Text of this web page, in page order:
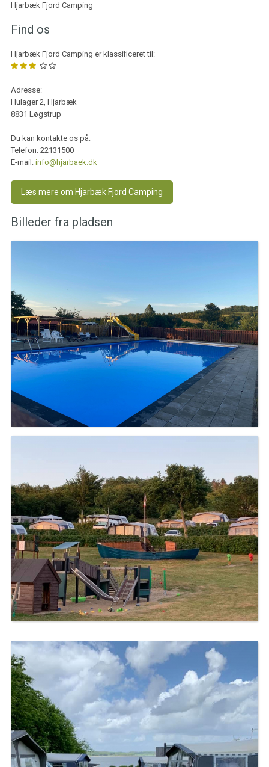
Hjarbæk Fjord Camping
Find os
Hjarbæk Fjord Camping er klassificeret til:
Adresse:
Hulager 2, Hjarbæk
8831 Løgstrup
Du kan kontakte os på:
Telefon: 22131500
E-mail: info@hjarbaek.dk
Læs mere om Hjarbæk Fjord Camping
Billeder fra pladsen